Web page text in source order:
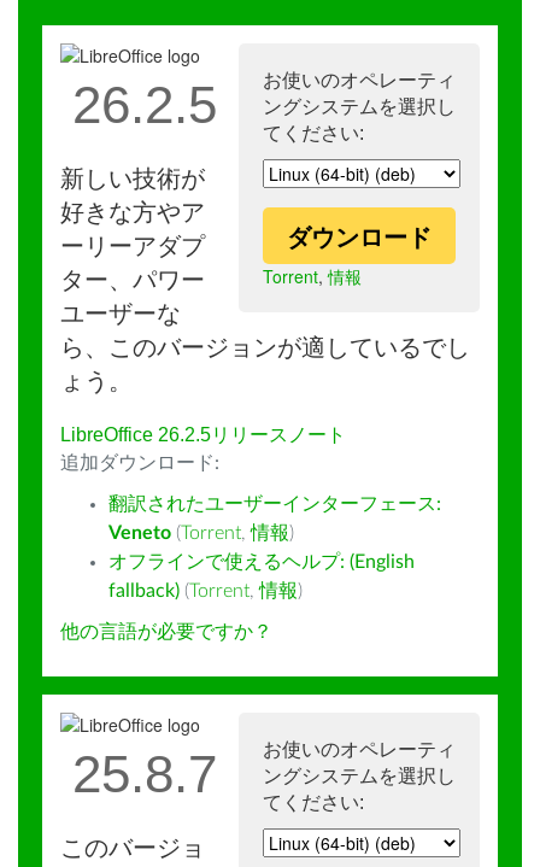
お使いのオペレーティ
ングシステムを選択し
てください:
ダウンロード
Torrent,情報
26.2.5
新しい技術が
好きな方やア
ーリーアダプ
ター、パワー
ユーザーな
ら、このバージョンが適しているでし
ょう。
LibreOffice 26.2.5リリースノート
追加ダウンロード:
翻訳されたユーザーインターフェース:
Veneto (Torrent,情報)
オフラインで使えるヘルプ: (English
fallback) (Torrent,情報)
他の言語が必要ですか？
お使いのオペレーティ
ングシステムを選択し
てください:
25.8.7
このバージョ